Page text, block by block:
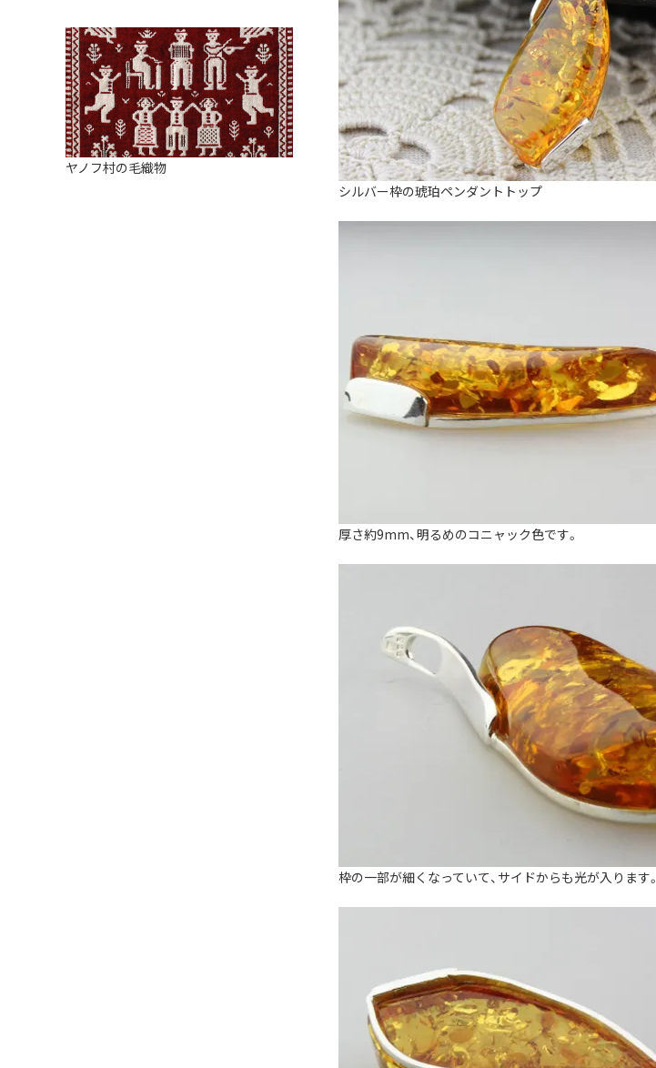
シルバー枠の琥珀ペンダントトップ
厚さ約9mm、明るめのコニャック色です。
枠の一部が細くなっていて、サイドからも光が入ります。
ヤノフ村の毛織物